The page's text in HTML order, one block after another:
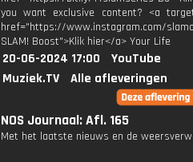
you want exclusive content? <a
href="https://www.instagram.com/
SLAM! Boost">Klik hier</a> Your Life
20-06-2024 17:00
YouTube
Muziek.TV
Alle afleveringen
NOS Journaal: Afl. 165
Met het laatste nieuws en de